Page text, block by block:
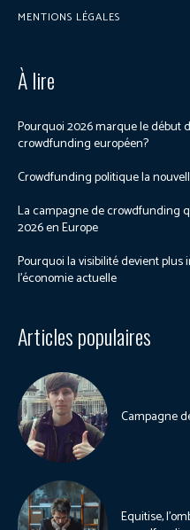
MENTIONS LÉGALES
À lire
Pourquoi 2026 marque le début
crowdfunding européen?
Crowdfunding politique la
La campagne de crowdfunding
2026 en Europe
Pourquoi la visibilité devient
l’économie actuelle
Articles populaires
Campagne
Equitise,